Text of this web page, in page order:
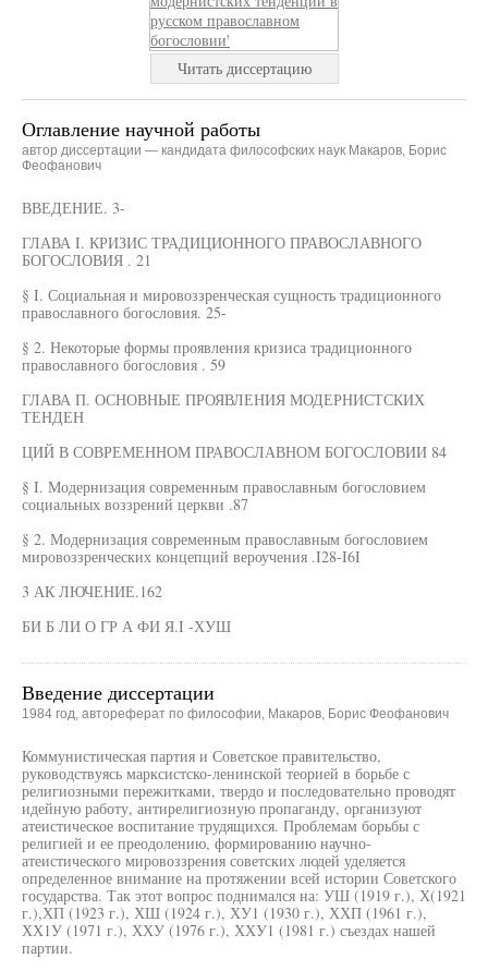
Читать диссертацию
Оглавление научной работы
автор диссертации — кандидата философских наук Макаров, Борис
Феофанович
ВВЕДЕНИЕ. 3-
ГЛАВА I. КРИЗИС ТРАДИЦИОННОГО ПРАВОСЛАВНОГО
БОГОСЛОВИЯ . 21
§ I. Социальная и мировоззренческая сущность традиционного
православного богословия. 25-
§ 2. Некоторые формы проявления кризиса традиционного
православного богословия . 59
ГЛАВА П. ОСНОВНЫЕ ПРОЯВЛЕНИЯ МОДЕРНИСТСКИХ
ТЕНДЕН
ЦИЙ В СОВРЕМЕННОМ ПРАВОСЛАВНОМ БОГОСЛОВИИ 84
§ I. Модернизация современным православным богословием
социальных воззрений церкви .87
§ 2. Модернизация современным православным богословием
мировоззренческих концепций вероучения .I28-I6I
3 АК ЛЮЧЕНИЕ.162
БИ Б ЛИ О ГР А ФИ Я.I -ХУШ
Введение диссертации
1984 год, автореферат по философии, Макаров, Борис Феофанович
Коммунистическая партия и Советское правительство,
руководствуясь марксистско-ленинской теорией в борьбе с
религиозными пережитками, твердо и последовательно проводят
идейную работу, антирелигиозную пропаганду, организуют
атеистическое воспитание трудящихся. Проблемам борьбы с
религией и ее преодолению, формированию научно-
атеистического мировоззрения советских людей уделяется
определенное внимание на протяжении всей истории Советского
государства. Так этот вопрос поднимался на: УШ (1919 г.), Х(1921
г.),ХП (1923 г.), ХШ (1924 г.), ХУ1 (1930 г.), ХХП (1961 г.),
ХХ1У (1971 г.), ХХУ (1976 г.), ХХУ1 (1981 г.) съездах нашей
партии.